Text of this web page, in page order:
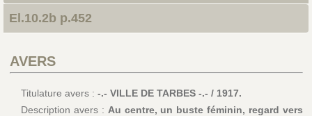
El.10.2b p.452
AVERS
Titulature avers : -.- VILLE DE TARBES -.- / 1917.
Description avers : Au centre, un buste féminin, regard vers